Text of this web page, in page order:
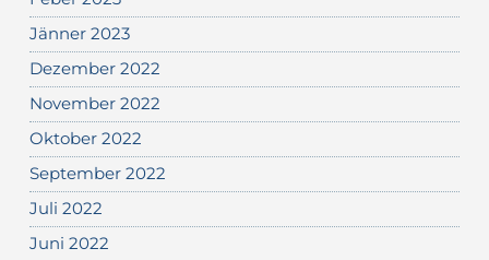
Jänner 2023
Dezember 2022
November 2022
Oktober 2022
September 2022
Juli 2022
Juni 2022